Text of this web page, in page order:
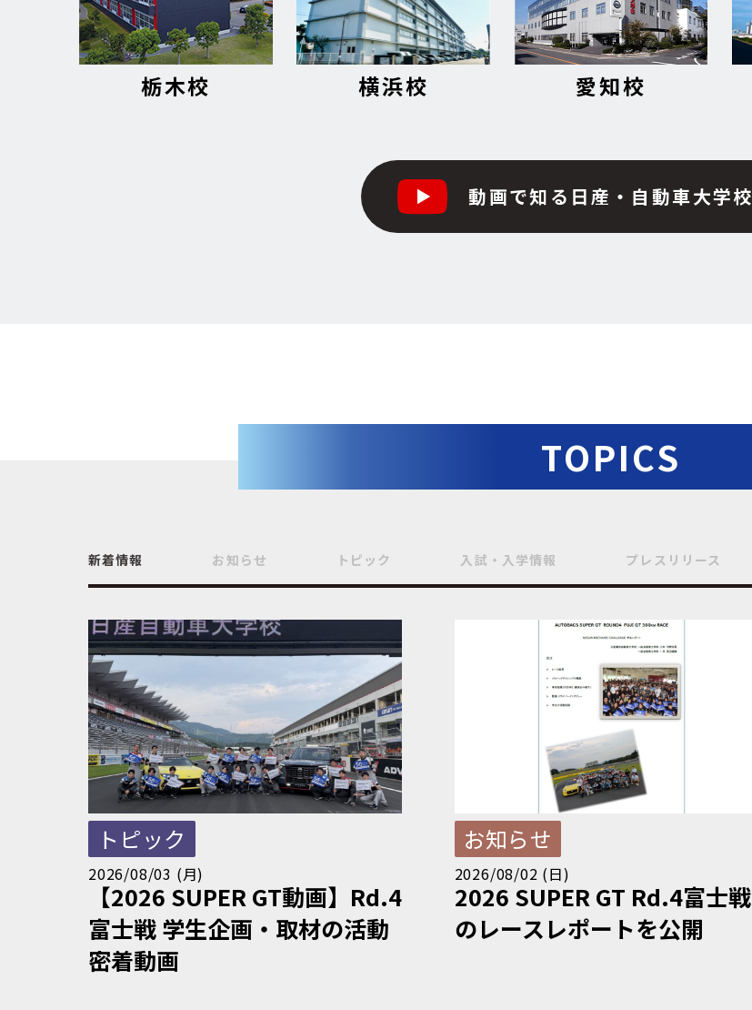
栃木校 横浜校 愛知校
動画で知る日産・自動車大学校
TOPICS
新着情報 お知らせ トピック 入試・入学情報 プレスリリース
トピック
2026/08/03 (月)
【2026 SUPER GT動画】Rd.4
富士戦 学生企画・取材の活動
密着動画
お知らせ
2026/08/02 (日)
2026 SUPER GT Rd.4富士戦
のレースレポートを公開